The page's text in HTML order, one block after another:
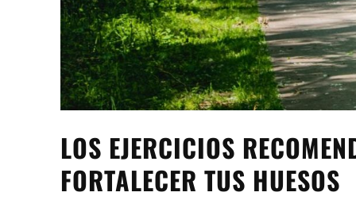
LOS EJERCICIOS
FORTALECER TUS HUESOS